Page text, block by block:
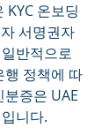
KYC 온보딩
서명권자
반적으로
행 정책에 따
증은 UAE
니다.